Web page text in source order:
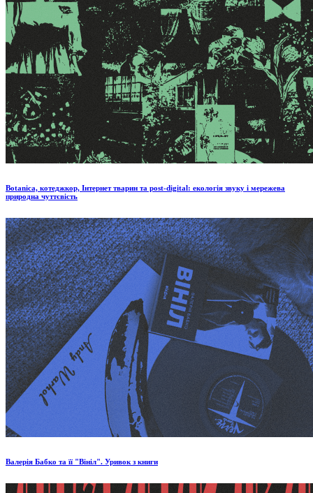
Botanica, котеджкор, Інтернет тварин та post-digital: екологія звуку і мережева
природна чуттєвість
Валерія Бабко та її "Вініл". Уривок з книги